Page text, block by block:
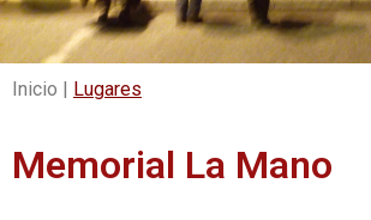
Inicio | Lugares
Memorial La Mano